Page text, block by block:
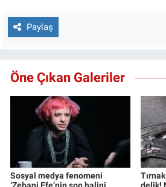
Paylaş
Öne Çıkan Galeriler
Sosyal medya fenomeni
‘Zebani Efe’nin son halini
delik!